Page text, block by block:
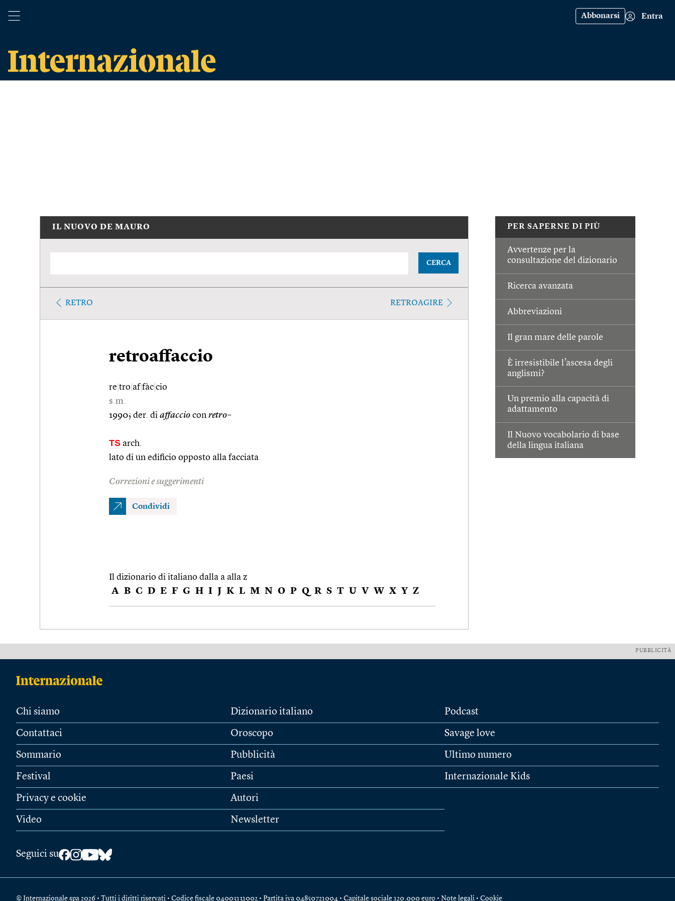
Abbonarsi Entra
PER SAPERNE DI PIÙ
Avvertenze per la
consultazione del dizionario
Ricerca avanzata
Abbreviazioni
Il gran mare delle parole
È irresistibile l’ascesa degli
anglismi?
Un premio alla capacità di
adattamento
Il Nuovo vocabolario di base
della lingua italiana
IL NUOVO DE MAURO
CERCA
RETRO RETROAGIRE
retroaffaccio
re tro af|fàc cio
s.m.
1990; der. di affaccio con retro–
TS arch.
lato di un edificio opposto alla facciata
Correzioni e suggerimenti
Condividi
Il dizionario di italiano dalla a alla z
A B C D E F G H I J K L M N O P Q R S T U V W X Y Z
PUBBLICITÀ
Chi siamo
Contattaci
Sommario
Festival
Privacy e cookie
Video
Dizionario italiano
Oroscopo
Pubblicità
Paesi
Autori
Newsletter
Podcast
Savage love
Ultimo numero
Internazionale Kids
Seguici su
© Internazionale spa 2026 • Tutti i diritti riservati • Codice fiscale 04003131002 • Partita iva 04850721004 • Capitale sociale 120.000 euro • Note legali • Cookie